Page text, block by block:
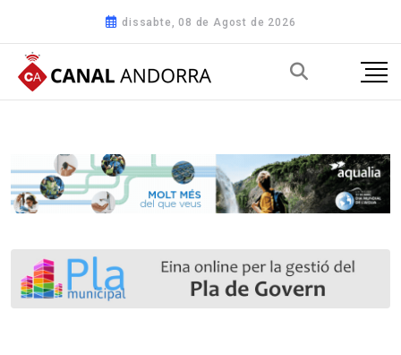
dissabte, 08 de Agost de 2026